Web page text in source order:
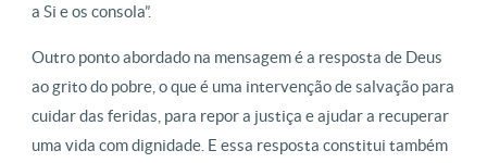
a Si e os consola”.
Outro ponto abordado na mensagem é a resposta de Deus
ao grito do pobre, o que é uma intervenção de salvação para
cuidar das feridas, para repor a justiça e ajudar a recuperar
uma vida com dignidade. E essa resposta constitui também